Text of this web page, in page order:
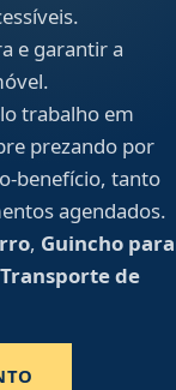
e garantir a
trabalho em
prezando por
benefício, tanto
agendados.
, Guincho para
Transporte de